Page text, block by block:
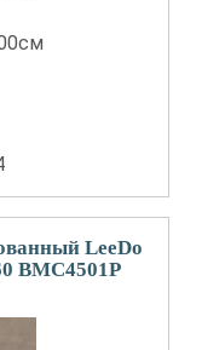
LeeDo
BMC4501P